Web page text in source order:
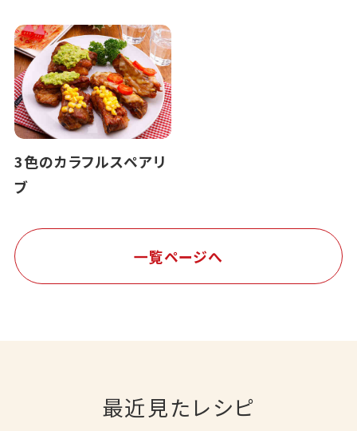
3色のカラフルスペアリ
ブ
一覧ページへ
最近見たレシピ